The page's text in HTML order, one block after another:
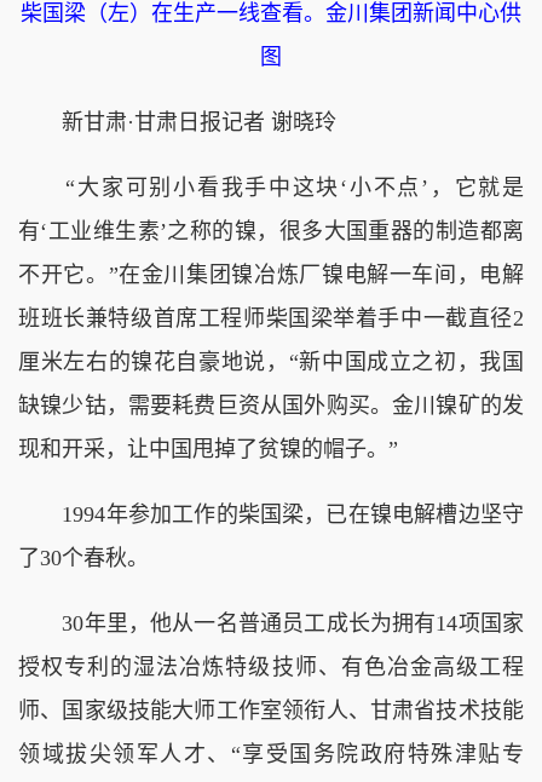
柴国梁（左）在生产一线查看。金川集团新闻中心供
图
新甘肃·甘肃日报记者 谢晓玲
“大家可别小看我手中这块‘小不点’，它就是
有‘工业维生素’之称的镍，很多大国重器的制造都离
不开它。”在金川集团镍冶炼厂镍电解一车间，电解
班班长兼特级首席工程师柴国梁举着手中一截直径2
厘米左右的镍花自豪地说，“新中国成立之初，我国
缺镍少钴，需要耗费巨资从国外购买。金川镍矿的发
现和开采，让中国甩掉了贫镍的帽子。”
1994年参加工作的柴国梁，已在镍电解槽边坚守
了30个春秋。
30年里，他从一名普通员工成长为拥有14项国家
授权专利的湿法冶炼特级技师、有色冶金高级工程
师、国家级技能大师工作室领衔人、甘肃省技术技能
领域拔尖领军人才、“享受国务院政府特殊津贴专